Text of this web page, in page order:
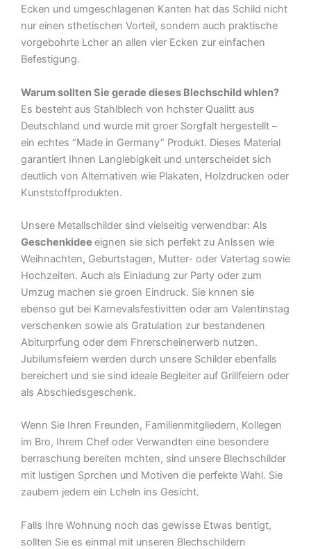
Ecken und umgeschlagenen Kanten hat das Schild nicht
nur einen sthetischen Vorteil, sondern auch praktische
vorgebohrte Lcher an allen vier Ecken zur einfachen
Befestigung.
Warum sollten Sie gerade dieses Blechschild whlen?
Es besteht aus Stahlblech von hchster Qualitt aus
Deutschland und wurde mit groer Sorgfalt hergestellt –
ein echtes “Made in Germany” Produkt. Dieses Material
garantiert Ihnen Langlebigkeit und unterscheidet sich
deutlich von Alternativen wie Plakaten, Holzdrucken oder
Kunststoffprodukten.
Unsere Metallschilder sind vielseitig verwendbar: Als
Geschenkidee eignen sie sich perfekt zu Anlssen wie
Weihnachten, Geburtstagen, Mutter- oder Vatertag sowie
Hochzeiten. Auch als Einladung zur Party oder zum
Umzug machen sie groen Eindruck. Sie knnen sie
ebenso gut bei Karnevalsfestivitten oder am Valentinstag
verschenken sowie als Gratulation zur bestandenen
Abiturprfung oder dem Fhrerscheinerwerb nutzen.
Jubilumsfeiern werden durch unsere Schilder ebenfalls
bereichert und sie sind ideale Begleiter auf Grillfeiern oder
als Abschiedsgeschenk.
Wenn Sie Ihren Freunden, Familienmitgliedern, Kollegen
im Bro, Ihrem Chef oder Verwandten eine besondere
berraschung bereiten mchten, sind unsere Blechschilder
mit lustigen Sprchen und Motiven die perfekte Wahl. Sie
zaubern jedem ein Lcheln ins Gesicht.
Falls Ihre Wohnung noch das gewisse Etwas bentigt,
sollten Sie es einmal mit unseren Blechschildern